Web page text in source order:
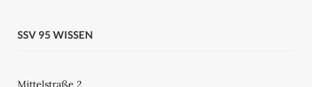
SSV 95 WISSEN
Mittelstraße 2